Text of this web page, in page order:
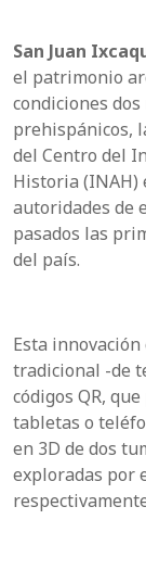
San Juan
el patrimonio
condiciones
prehispánicos,
del Centro del
Historia (INAH)
autoridades de
pasados las
del país.
Esta
tradicional -de
códigos QR,
tabletas o
en 3D de dos
exploradas por